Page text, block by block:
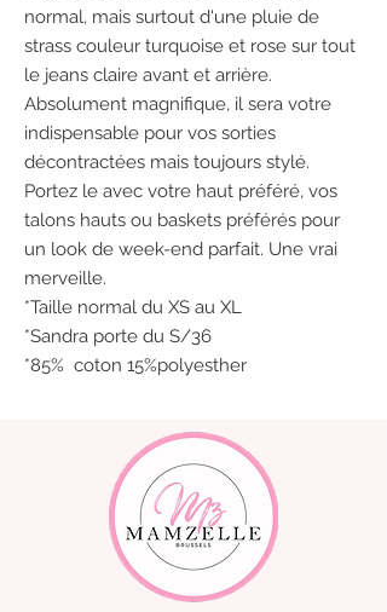
normal, mais surtout d'une pluie de
strass couleur turquoise et rose sur tout
le jeans claire avant et arrière.
Absolument magnifique, il sera votre
indispensable pour vos sorties
décontractées mais toujours stylé.
Portez le avec votre haut préféré, vos
talons hauts ou baskets préférés pour
un look de week-end parfait. Une vrai
merveille.
*Taille normal du XS au XL
*Sandra porte du S/36
*85% coton 15%polyesther